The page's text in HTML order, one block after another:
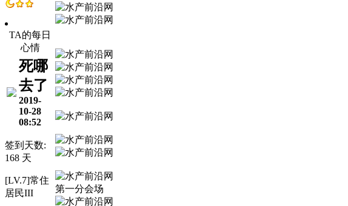
TA的每日
心情
死哪
去了
2019-
10-28
08:52
签到天数:
168 天
[LV.7]常住
居民III
第一分会场